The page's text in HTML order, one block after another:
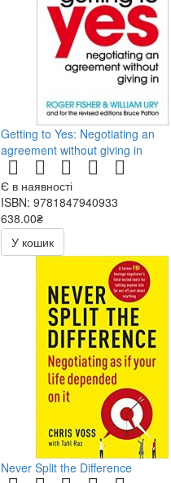
Getting to Yes: Negotiating an
agreement without giving in
Є в наявності
ISBN: 9781847940933
638.00₴
У кошик
Never Split the Difference